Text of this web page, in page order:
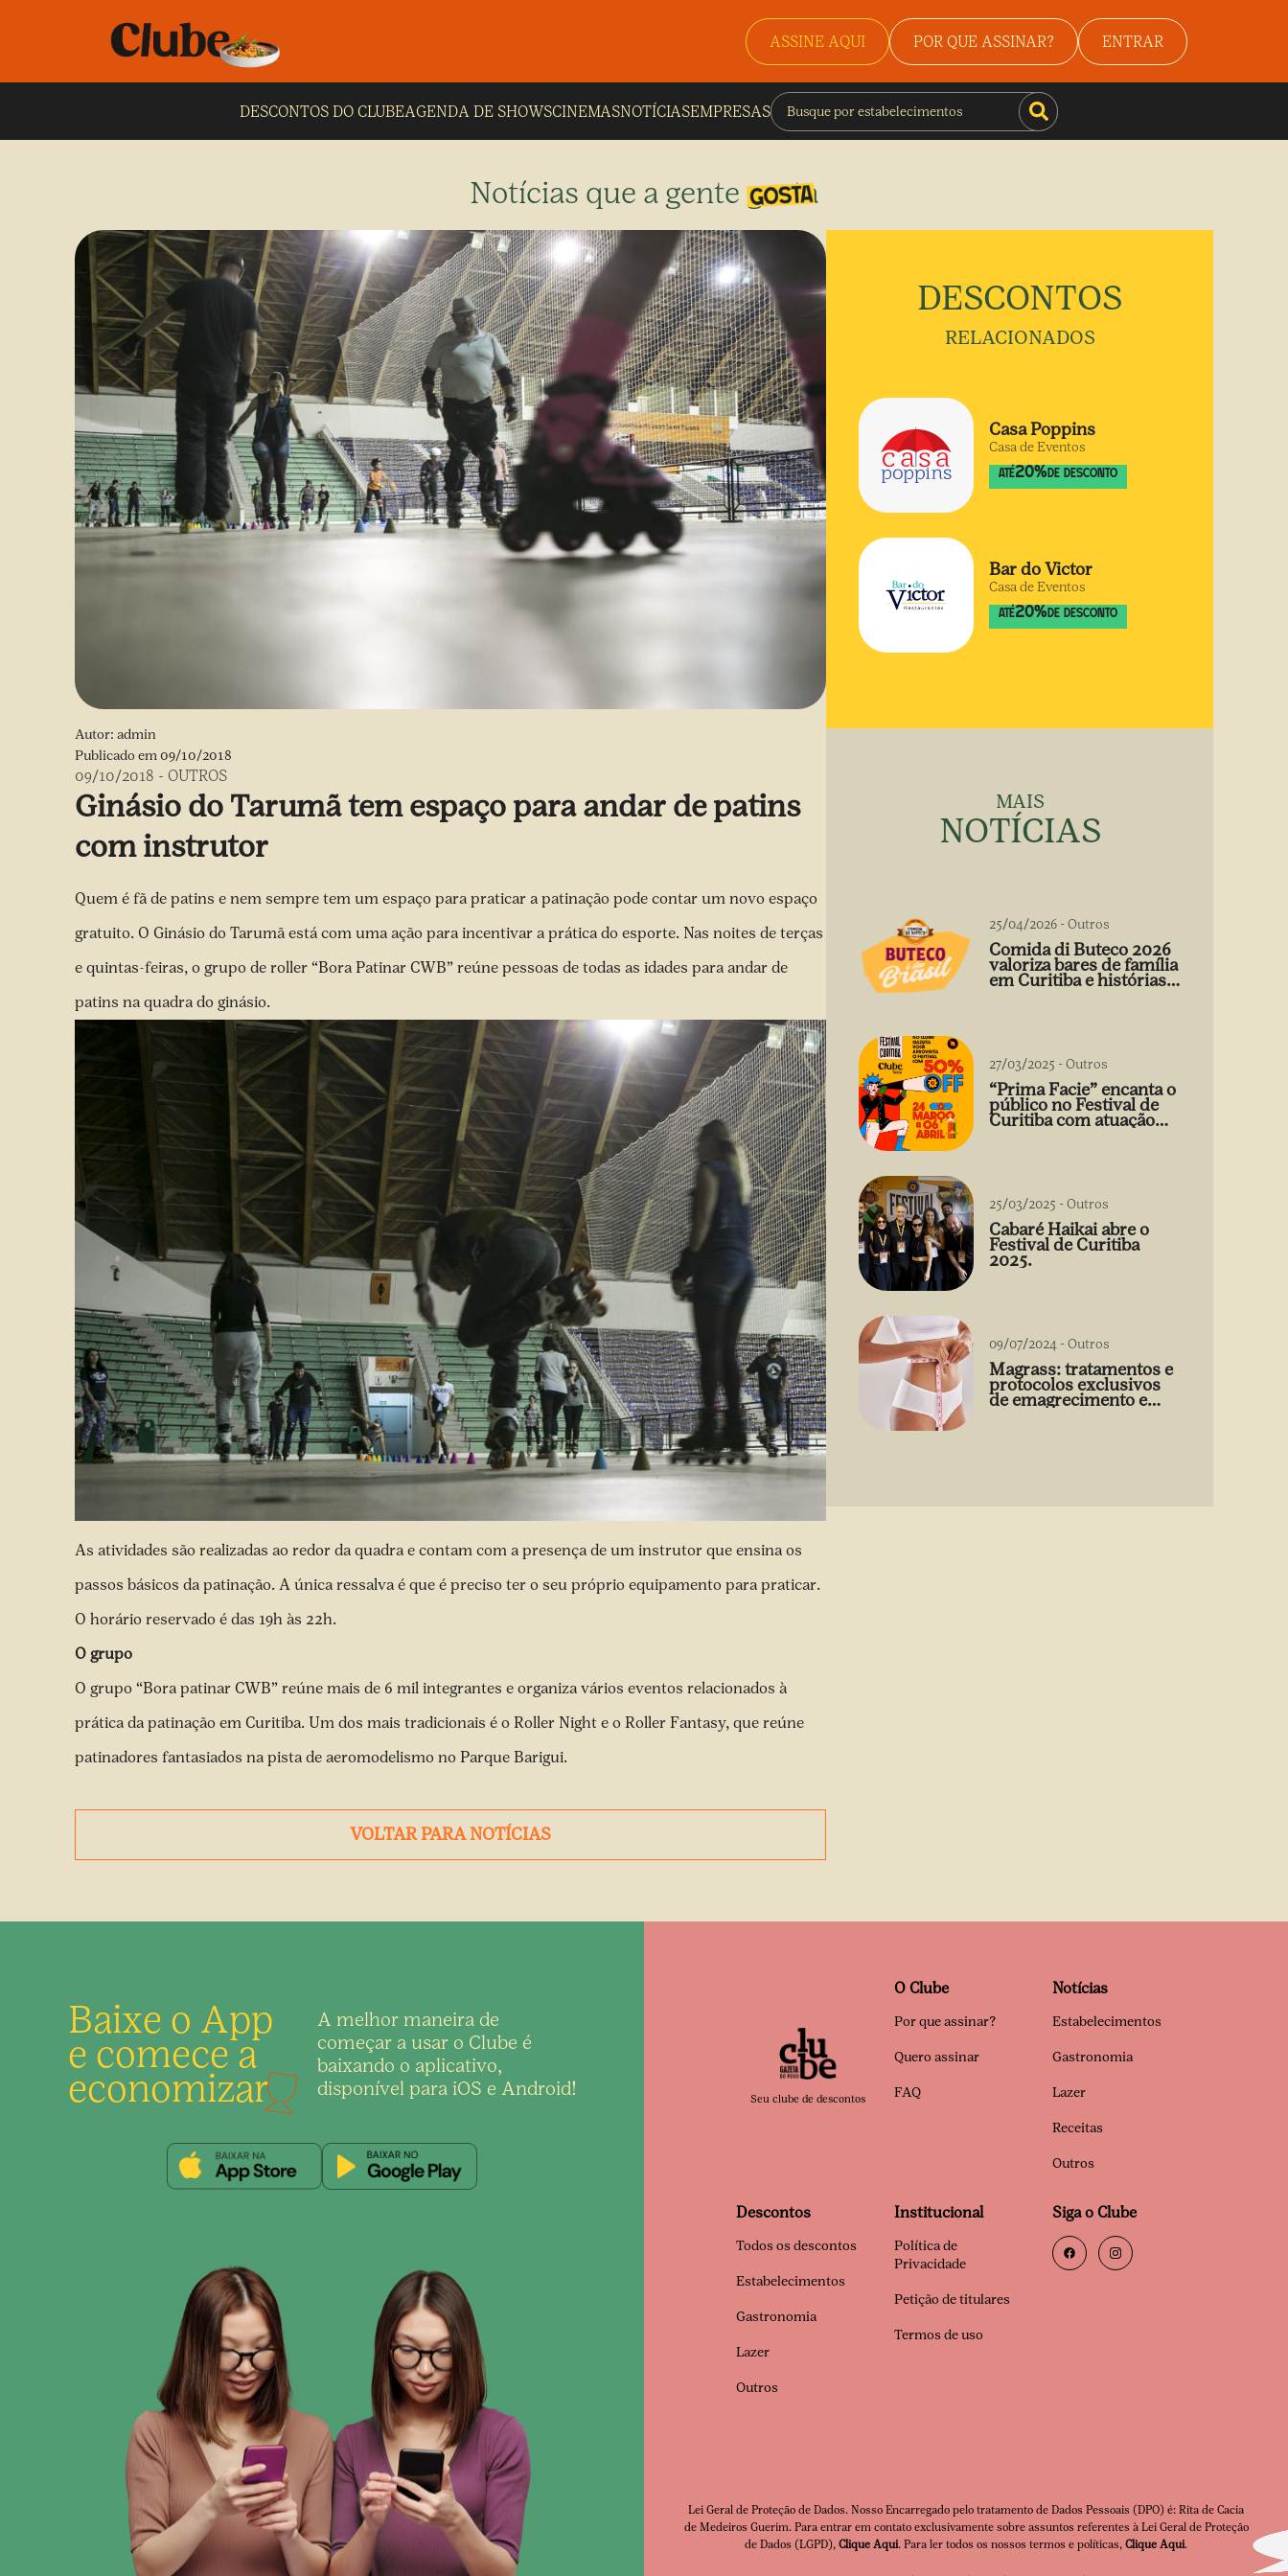
ASSINE AQUI POR QUE ASSINAR? ENTRAR
DESCONTOS DO CLUBEAGENDA DE SHOWSCINEMASNOTÍCIASEMPRESAS
Notícias que a gente gosta
Autor: admin
Publicado em09/10/2018
09/10/2018 - OUTROS
Ginásio do Tarumã tem espaço para andar de patins
com instrutor
Quem é fã de patins e nem sempre tem um espaço para praticar a patinação pode contar um novo espaço
gratuito. O Ginásio do Tarumã está com uma ação para incentivar a prática do esporte. Nas noites de terças
e quintas-feiras, o grupo de roller “Bora Patinar CWB” reúne pessoas de todas as idades para andar de
patins na quadra do ginásio.
As atividades são realizadas ao redor da quadra e contam com a presença de um instrutor que ensina os
passos básicos da patinação. A única ressalva é que é preciso ter o seu próprio equipamento para praticar.
O horário reservado é das 19h às 22h.
O grupo
O grupo “Bora patinar CWB” reúne mais de 6 mil integrantes e organiza vários eventos relacionados à
prática da patinação em Curitiba. Um dos mais tradicionais é o Roller Night e o Roller Fantasy, que reúne
patinadores fantasiados na pista de aeromodelismo no Parque Barigui.
VOLTAR PARA NOTÍCIAS
DESCONTOS
RELACIONADOS
Casa Poppins
Casa de Eventos
ATÉ20%DE DESCONTO
Bar do Victor
Casa de Eventos
ATÉ20%DE DESCONTO
MAIS
NOTÍCIAS
25/04/2026 -Outros
Comida di Buteco 2026
valoriza bares de família
em Curitiba e histórias
27/03/2025 -Outros
“Prima Facie” encanta o
público no Festival de
Curitiba com atuação
arrebatadora de Débora
25/03/2025 -Outros
Cabaré Haikai abre o
Festival de Curitiba
2025.
09/07/2024 -Outros
Magrass: tratamentos e
protocolos exclusivos
de emagrecimento e
estética sem uso de
Baixe o App
e comece a
economizar
A melhor maneira de
começar a usar o Clube é
baixando o aplicativo,
disponível para iOS e Android!
Seu clube de descontos
O Clube
Por que assinar?
Quero assinar
FAQ
Notícias
Estabelecimentos
Gastronomia
Lazer
Receitas
Outros
Descontos
Todos os descontos
Estabelecimentos
Gastronomia
Lazer
Outros
Institucional
Política de
Privacidade
Petição de titulares
Termos de uso
Siga o Clube
Lei Geral de Proteção de Dados. Nosso Encarregado pelo tratamento de Dados Pessoais (DPO) é: Rita de Cacia
de Medeiros Guerim. Para entrar em contato exclusivamente sobre assuntos referentes à Lei Geral de Proteção
de Dados (LGPD), Clique Aqui. Para ler todos os nossos termos e políticas, Clique Aqui.